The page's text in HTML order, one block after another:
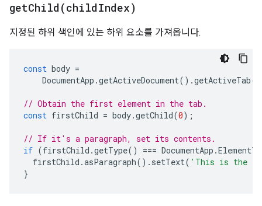
getChild(childIndex)
지정된 하위 색인에 있는 하위 요소를 가져옵니다.
const body =
DocumentApp .getActiveDocument().getActiveTab
// Obtain the first element in the tab.
const firstChild = body.getChild(0);
// If it's a paragraph, set its contents.
if (firstChild .getType() === DocumentApp .
firstChild .asParagraph(). setText( 'This is the
}